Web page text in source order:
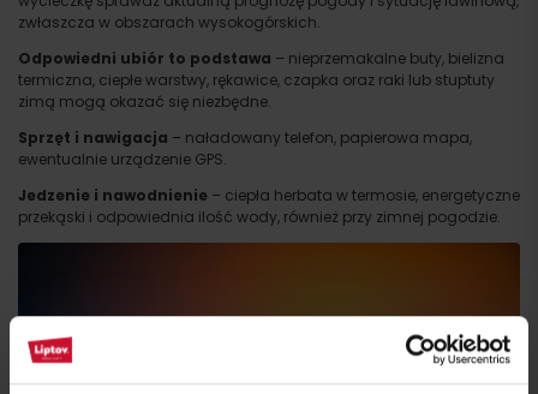
zwłaszcza w obszarach wysokogórskich.
Odpowiedni ubiór to podstawa – nieprzemakalne buty, bielizna
termiczna, ciepłe warstwy, rękawice, czapka oraz raki lub stuptuty
zimą mogą okazać się niezbędne.
Sprzęt i nawigacja – naładowany telefon, papierowa mapa,
ewentualnie urządzenie GPS.
Jedzenie i nawodnienie – ciepła herbata w termosie, energetyczne
przekąski i odpowiednia ilość wody, również przy zimnej pogodzie.